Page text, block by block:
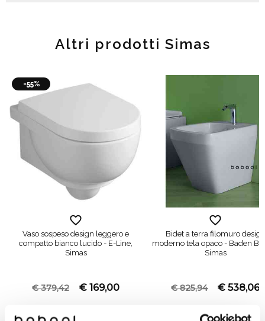
Altri prodotti Simas
-55%
Vaso sospeso design leggero e
compatto bianco lucido - E-Line,
Simas
€ 379,42 € 169,00
Bidet a terra filomuro design
moderno tela opaco - Baden
Simas
€ 825,94 € 538,06